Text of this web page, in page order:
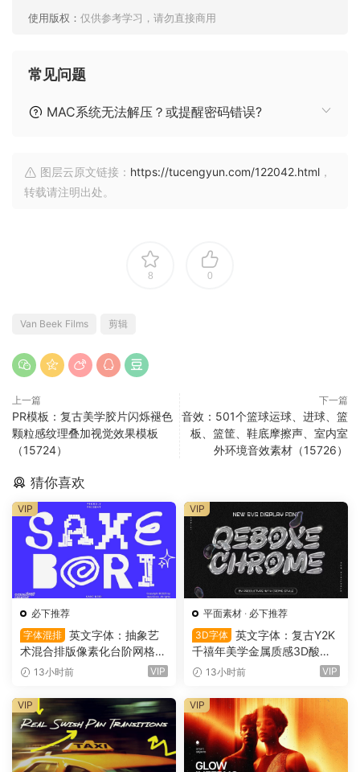
使用版权： 仅供参考学习，请勿直接商用
常见问题
MAC系统无法解压？或提醒密码错误?
图层云原文链接： https://tucengyun.com/122042.html ，
转载请注明出处。
8 0
Van Beek Films 剪辑
上一篇
PR模板：复古美学胶片闪烁褪色
颗粒感纹理叠加视觉效果模板
（15724）
下一篇
音效：501个篮球运球、进球、篮
板、篮筐、鞋底摩擦声、室内室
外环境音效素材（15726）
猜你喜欢
必下推荐
字体混排 英文字体：抽象艺
术混合排版像素化台阶网格状
手绘螺旋有机曲线版面设计封
ace（16160）
13小时前 VIP
VIP
平面素材 · 必下推荐
3D字体 英文字体：复古Y2K
千禧年美学金属质感3D酸性
镀铬文字LOGO标题封面海报
e – 3D Style SVG Font（161
59）
13小时前 VIP
VIP
VIP VIP